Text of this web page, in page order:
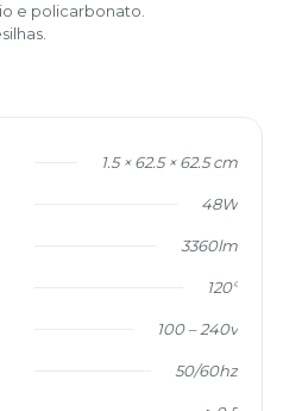
e policarbonato.
1.5 × 62.5 × 62.5 cm
48W
3360lm
120º
100 – 240v
50/60hz